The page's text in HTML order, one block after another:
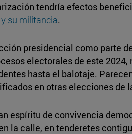
tendría efectos
su militancia.
presidencial como parte
electorales de este
hasta el balotaje.
en otras elecciones de
espíritu de convivencia
la calle, en tenderetes